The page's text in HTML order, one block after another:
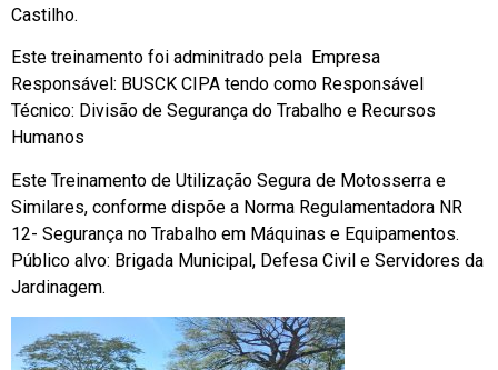
Castilho.
Este treinamento foi adminitrado pela Empresa
Responsável: BUSCK CIPA tendo como Responsável
Técnico: Divisão de Segurança do Trabalho e Recursos
Humanos
Este Treinamento de Utilização Segura de Motosserra e
Similares, conforme dispõe a Norma Regulamentadora NR
12- Segurança no Trabalho em Máquinas e Equipamentos.
Público alvo: Brigada Municipal, Defesa Civil e Servidores da
Jardinagem.